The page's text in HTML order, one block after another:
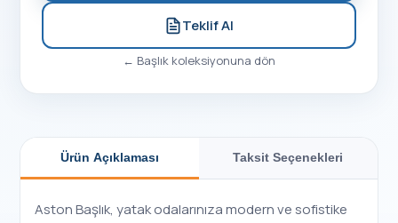
Teklif Al
← Başlık koleksiyonuna dön
Ürün Açıklaması Taksit Seçenekleri
Aston Başlık, yatak odalarınıza modern ve sofistike